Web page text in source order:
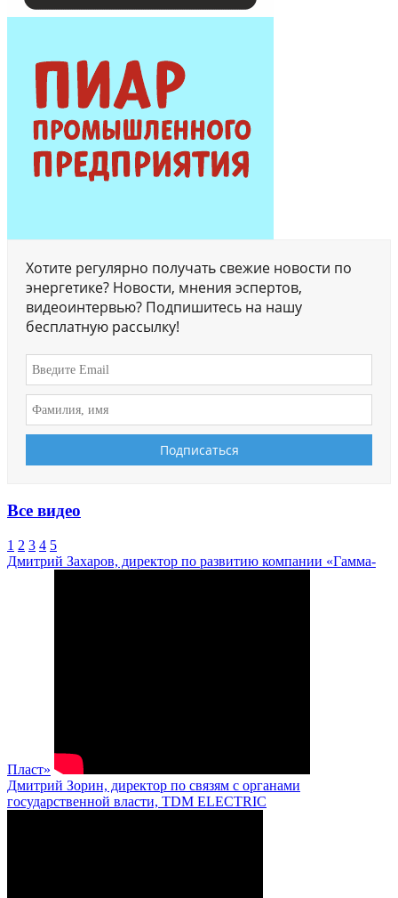
Хотите регулярно получать свежие новости по
энергетике? Новости, мнения эспертов,
видеоинтервью? Подпишитесь на нашу
бесплатную рассылку!
Все видео
1 2 3 4 5
Дмитрий Захаров, директор по развитию компании «Гамма-
Пласт»
Дмитрий Зорин, директор по связям с органами
государственной власти, TDM ELECTRIC